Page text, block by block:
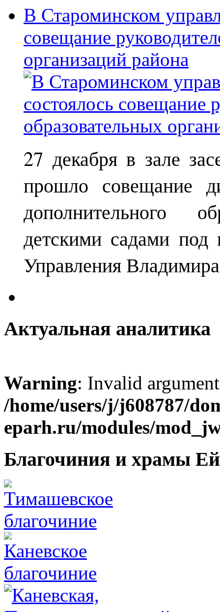
В Староминском
совещание
организаций района
27 декабря в зале
прошло совещание
дополнительного
детскими садами под
Управления
Актуальная аналитика
Warning: Invalid
/home/users/j/j608787/
eparh.ru/modules/
Благочиния и храмы